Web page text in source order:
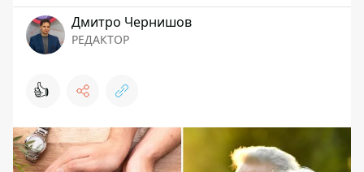
Дмитро Чернишов
РЕДАКТОР
👍